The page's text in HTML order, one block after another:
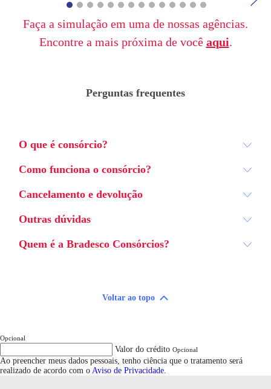
Faça a simulação em uma de nossas agências.
Encontre a mais próxima de você aqui.
Perguntas frequentes
O que é consórcio?
Como funciona o consórcio?
Cancelamento e devolução
Outras dúvidas
Quem é a Bradesco Consórcios?
Voltar ao topo
Opcional
Valor do crédito Opcional
Ao preencher meus dados pessoais, tenho ciência que o tratamento será
realizado de acordo com o Aviso de Privacidade.